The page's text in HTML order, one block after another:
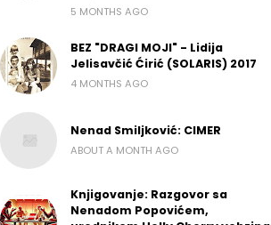
5 MONTHS AGO
BEZ "DRAGI MOJI" - Lidija
Jelisavčić Ćirić (SOLARIS) 2017
4 MONTHS AGO
Nenad Smiljković: CIMER
ABOUT A MONTH AGO
Knjigovanje: Razgovor sa
Nenadom Popovićem,